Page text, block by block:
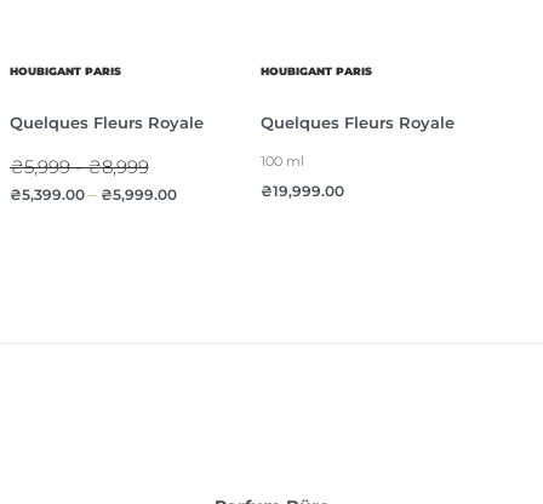
HOUBIGANT PARIS
Quelques Fleurs Royale
₴5,999 - ₴8,999
₴5,399.00– ₴5,999.00
HOUBIGANT PARIS
Quelques Fleurs Royale
100 ml
₴19,999.00